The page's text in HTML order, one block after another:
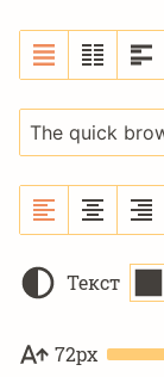
Текст
72px